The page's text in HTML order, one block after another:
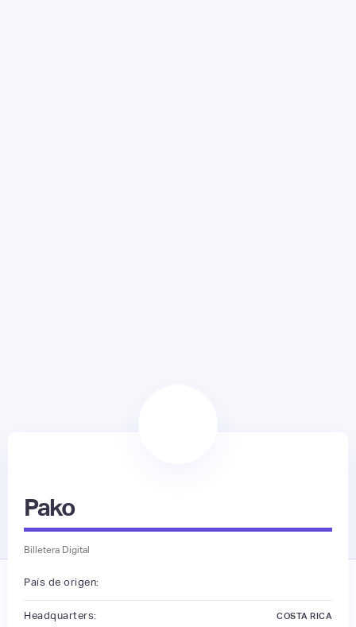
Pako
Billetera Digital
País de origen:
Headquarters: COSTA RICA